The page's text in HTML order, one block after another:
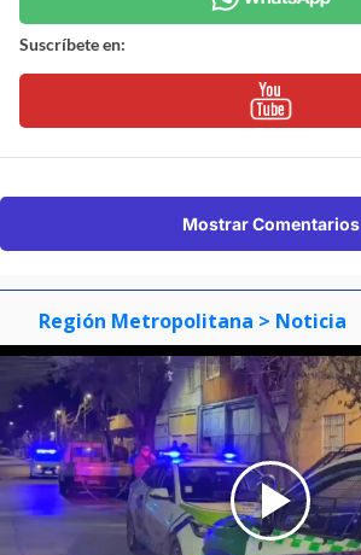
Suscríbete en:
Mostrar Comentarios
Región Metropolitana > Noticia